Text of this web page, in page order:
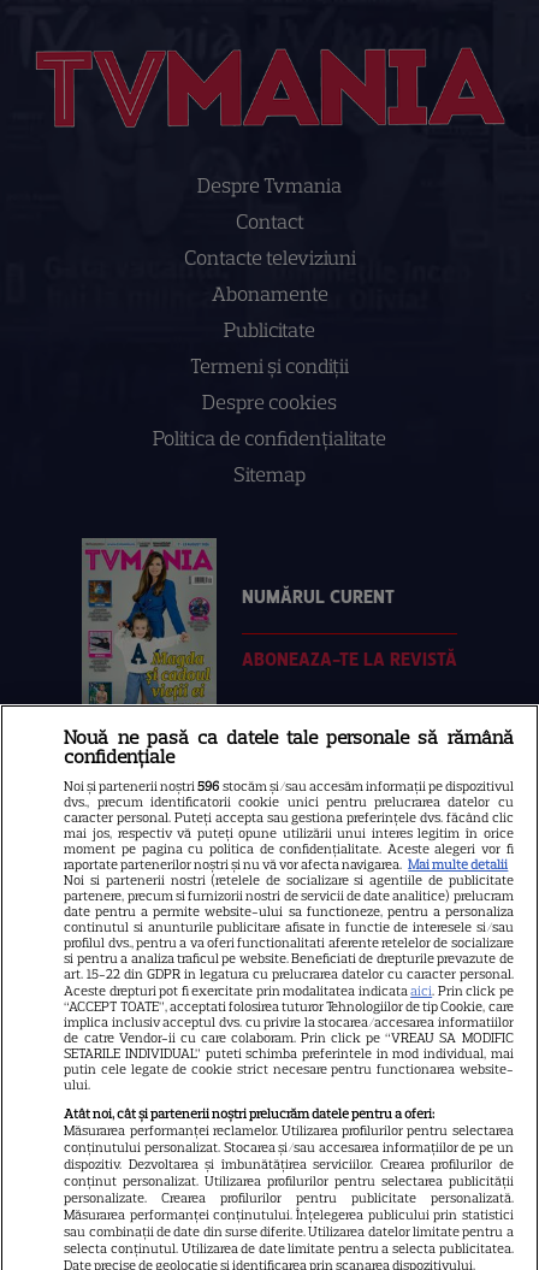
Despre Tvmania
Contact
Contacte televiziuni
Abonamente
Publicitate
Termeni și condiții
Despre cookies
Politica de confidenţialitate
Sitemap
NUMĂRUL CURENT
ABONEAZA-TE LA REVISTĂ
Libertatea
Libertatea pentru femei
GSP
Știri mondene
Avantaje
Elle
Unica
Retete practice
Copyright2026Ringier Romania – Toate Drepturile rezervate
Nouă ne pasă ca datele tale personale să rămână
confidențiale
Noi și partenerii noștri596 stocăm și/sau accesăm informații pe dispozitivul
dvs., precum identificatorii cookie unici pentru prelucrarea datelor cu
caracter personal. Puteți accepta sau gestiona preferințele dvs. făcând clic
mai jos, respectiv vă puteți opune utilizării unui interes legitim în orice
moment pe pagina cu politica de confidențialitate. Aceste alegeri vor fi
raportate partenerilor noștri și nu vă vor afecta navigarea. Mai multe detalii
Noi si partenerii nostri (retelele de socializare si agentiile de publicitate
partenere, precum si furnizorii nostri de servicii de date analitice) prelucram
date pentru a permite website-ului sa functioneze, pentru a personaliza
continutul si anunturile publicitare afisate in functie de interesele si/sau
profilul dvs., pentru a va oferi functionalitati aferente retelelor de socializare
si pentru a analiza traficul pe website. Beneficiati de drepturile prevazute de
art. 15-22 din GDPR in legatura cu prelucrarea datelor cu caracter personal.
Aceste drepturi pot fi exercitate prin modalitatea indicataaici. Prin click pe
“ACCEPT TOATE”, acceptati folosirea tuturor Tehnologiilor de tip Cookie, care
implica inclusiv acceptul dvs. cu privire la stocarea/accesarea informatiilor
de catre Vendor-ii cu care colaboram. Prin click pe “VREAU SA MODIFIC
SETARILE INDIVIDUAL” puteti schimba preferintele in mod individual, mai
putin cele legate de cookie strict necesare pentru functionarea website-
ului.
Atât noi, cât și partenerii noștri prelucrăm datele pentru a oferi:
Măsurarea performanței reclamelor. Utilizarea profilurilor pentru selectarea
conținutului personalizat. Stocarea și/sau accesarea informațiilor de pe un
dispozitiv. Dezvoltarea și îmbunătățirea serviciilor. Crearea profilurilor de
conținut personalizat. Utilizarea profilurilor pentru selectarea publicității
personalizate. Crearea profilurilor pentru publicitate personalizată.
Măsurarea performanței conținutului. Înțelegerea publicului prin statistici
sau combinații de date din surse diferite. Utilizarea datelor limitate pentru a
selecta conținutul. Utilizarea de date limitate pentru a selecta publicitatea.
Date precise de geolocație și identificarea prin scanarea dispozitivului.